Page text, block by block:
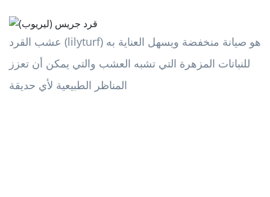
عشب القرد (lilyturf) هو صيانة منخفضة ويسهل العناية به
للنباتات المزهرة التي تشبه العشب والتي يمكن أن تعزز
المناظر الطبيعية لأي حديقة